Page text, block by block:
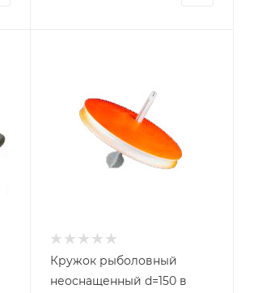
Кружок рыболовный
неоснащенный d=150 в